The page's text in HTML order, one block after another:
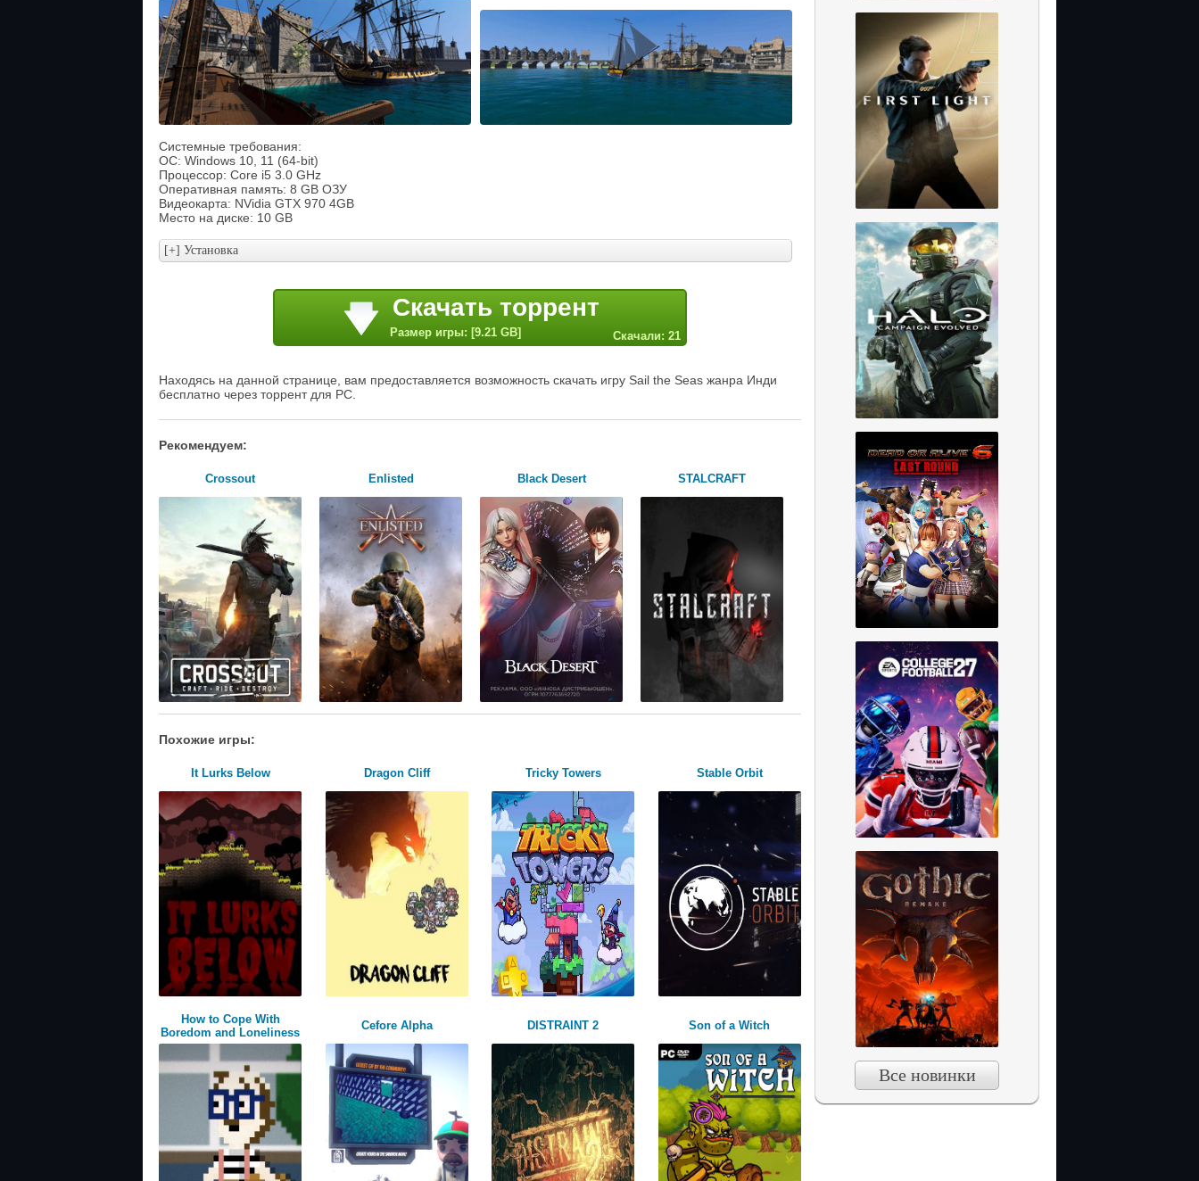
Системные требования:
ОС: Windows 10, 11 (64-bit)
Процессор: Core i5 3.0 GHz
Оперативная память: 8 GB ОЗУ
Видеокарта: NVidia GTX 970 4GB
Место на диске: 10 GB
Скачать торрент
Размер игры: [9.21 GB] Скачали: 21
Находясь на данной странице, вам предоставляется возможность скачать игру Sail the Seas жанра Инди
бесплатно через торрент для PC.
Рекомендуем:
Crossout Enlisted Black Desert STALCRAFT
Похожие игры:
It Lurks Below Dragon Cliff Tricky Towers Stable Orbit
How to Cope With
Boredom and Loneliness
Cefore Alpha DISTRAINT 2 Son of a Witch
Все новинки